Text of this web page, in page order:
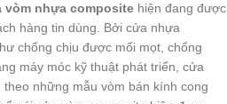
vòm nhựa composite hiện đang được
hàng tin dùng. Bởi cửa nhựa
chống chịu được mối mọt, chống
máy móc kỹ thuật phát triển, cửa
những mẫu vòm bán kính cong